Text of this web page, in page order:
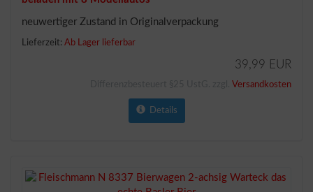
neuwertiger Zustand in Originalverpackung
Lieferzeit: Ab Lager lieferbar
39,99 EUR
Versandkosten
Details